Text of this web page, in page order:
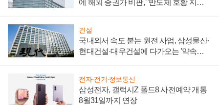
에 해외 증권가 비판, "반도체 호황 지속
건설
국내외서 속도 붙는 원전 사업, 삼성물산·
현대건설·대우건설에 다가오는 '약속의
전자·전기·정보통신
삼성전자, 갤럭시Z 폴드8 사전예약 개통
8월31일까지 연장